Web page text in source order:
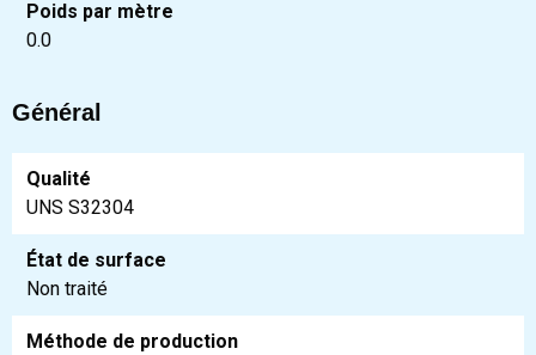
Poids par mètre
0.0
Général
Qualité
UNS S32304
État de surface
Non traité
Méthode de production